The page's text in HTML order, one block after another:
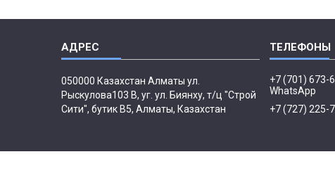
050000 Казахстан Алматы ул.
Рыскулова103 В, уг. ул. Биянху, т/ц "Строй
Сити", бутик В5, Алматы, Казахстан
+7 (701) 673-
WhatsApp
+7 (727) 225-